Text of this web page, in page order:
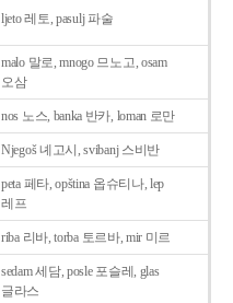
ljeto 레토, pasulj 파술
malo 말로, mnogo 므노고, osam
오삼
nos 노스, banka 반카, loman 로만
Njegoš 녜고시, svibanj 스비반
peta 페타, opština 옵슈티나, lep
레프
riba 리바, torba 토르바, mir 미르
sedam 세담, posle 포슬레, glas
글라스